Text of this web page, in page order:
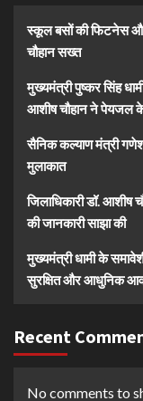
स्कूल बसों की फिटनेस और
चौहान सख्त
मुख्यमंत्री पुष्कर सिंह
आशीष चौहान ने पेयजल के
सैनिक कल्याण मंत्री गणेश
मुलाकात
जिलाधिकारी डॉ. आशीष
की जानकारी साझा की
मुख्यमंत्री धामी के
सुरक्षित और आधुनिक
Recent
No comments to